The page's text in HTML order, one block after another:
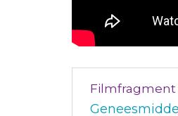
Filmfragment